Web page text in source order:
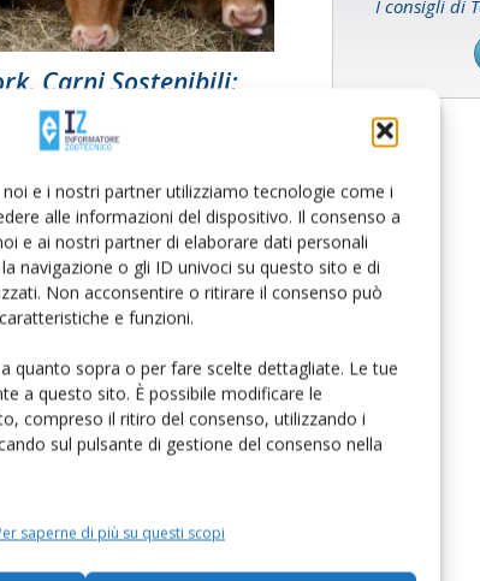
e i nostri partner utilizziamo tecnologie come i
alle informazioni del dispositivo. Il consenso a
e ai nostri partner di elaborare dati personali
navigazione o gli ID univoci su questo sito e di
Non acconsentire o ritirare il consenso può
e funzioni.
quanto sopra o per fare scelte dettagliate. Le tue
a questo sito. È possibile modificare le
compreso il ritiro del consenso, utilizzando i
sul pulsante di gestione del consenso nella
saperne di più su questi scopi
Carni Sostenibili:
ideologici»
2021
«Attenzione ai
della Farm to
I consigli di